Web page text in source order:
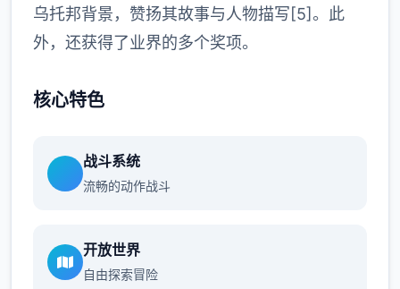
乌托邦背景，赞扬其故事与人物描写[5]。此
外，还获得了业界的多个奖项。
核心特色
战斗系统
流畅的动作战斗
开放世界
自由探索冒险